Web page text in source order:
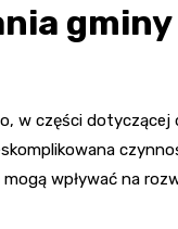
gminy
w części
wpływać na